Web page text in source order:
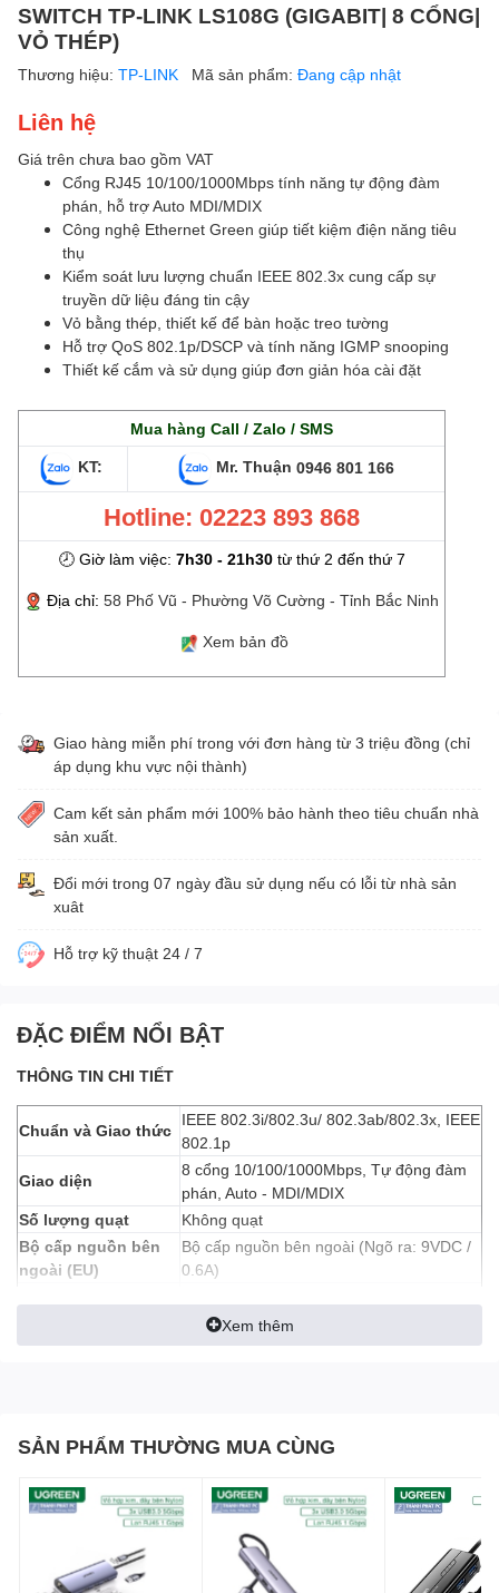
SWITCH TP-LINK LS108G (GIGABIT| 8 CỔNG|
VỎ THÉP)
Thương hiệu: TP-LINK Mã sản phẩm: Đang cập nhật
Liên hệ
Giá trên chưa bao gồm VAT
Cổng RJ45 10/100/1000Mbps tính năng tự động đàm
phán, hỗ trợ Auto MDI/MDIX
Công nghệ Ethernet Green giúp tiết kiệm điện năng tiêu
thụ
Kiểm soát lưu lượng chuẩn IEEE 802.3x cung cấp sự
truyền dữ liệu đáng tin cậy
Vỏ bằng thép, thiết kế để bàn hoặc treo tường
Hỗ trợ QoS 802.1p/DSCP và tính năng IGMP snooping
Thiết kế cắm và sử dụng giúp đơn giản hóa cài đặt
Mua hàng Call / Zalo / SMS
KT: Mr. Thuận 0946 801 166
Hotline: 02223 893 868
🕗 Giờ làm việc: 7h30 - 21h30từ thứ 2 đến thứ 7
Địa chỉ: 58 Phố Vũ - Phường Võ Cường - Tỉnh Bắc Ninh
Xem bản đồ
Giao hàng miễn phí trong với đơn hàng từ 3 triệu đồng (chỉ
áp dụng khu vực nội thành)
Cam kết sản phẩm mới 100% bảo hành theo tiêu chuẩn nhà
sản xuất.
Đổi mới trong 07 ngày đầu sử dụng nếu có lỗi từ nhà sản
xuât
Hỗ trợ kỹ thuật 24 / 7
ĐẶC ĐIỂM NỔI BẬT
THÔNG TIN CHI TIẾT
Chuẩn và Giao thức
IEEE 802.3i/802.3u/ 802.3ab/802.3x, IEEE
802.1p
Giao diện
8 cổng 10/100/1000Mbps, Tự động đàm
phán, Auto - MDI/MDIX
Số lượng quạt
Không quạt
Bộ cấp nguồn bên
ngoài (EU)
Bộ cấp nguồn bên ngoài (Ngõ ra: 9VDC /
0.6A)
Báo hiệu Liên Kết/ Hoạt động tích hợp
trên mỗi cổng RJ-45
Max Heat
12.617 Btu/hr
Tốc độ chuyển gói
11.9 Mpps
Bảng địa chỉ MAC
4K
Bộ nhớ đệm gói
Khung Jumbo
Xem thêm
SẢN PHẨM THƯỜNG MUA CÙNG